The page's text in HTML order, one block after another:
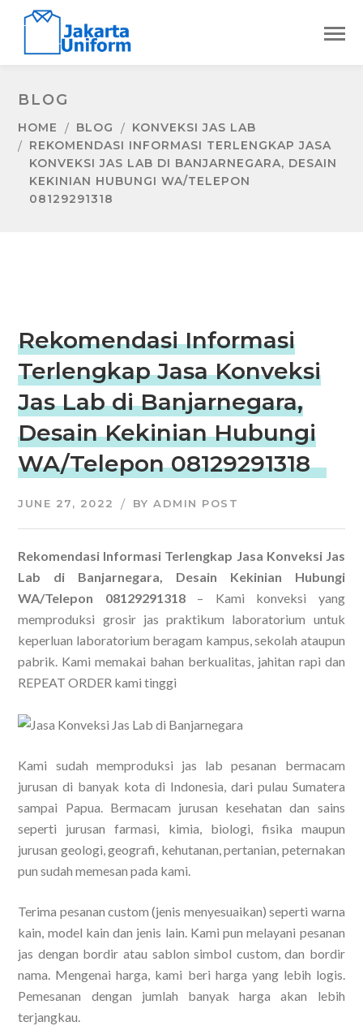
BLOG
HOME BLOG
KONVEKSI JAS LAB
REKOMENDASI INFORMASI TERLENGKAP JASA
KONVEKSI JAS LAB DI BANJARNEGARA, DESAIN
KEKINIAN HUBUNGI WA/TELEPON
08129291318
Rekomendasi Informasi
Terlengkap Jasa Konveksi
Jas Lab di Banjarnegara,
Desain Kekinian Hubungi
WA/Telepon 08129291318
JUNE 27, 2022 BYADMIN POST
Rekomendasi Informasi Terlengkap Jasa Konveksi Jas
Lab di Banjarnegara, Desain Kekinian Hubungi
WA/Telepon 08129291318– Kami konveksi yang
memproduksi grosir jas praktikum laboratorium untuk
keperluan laboratorium beragam kampus, sekolah ataupun
pabrik. Kami memakai bahan berkualitas, jahitan rapi dan
REPEAT ORDER kami tinggi
Kami sudah memproduksi jas lab pesanan bermacam
jurusan di banyak kota di Indonesia, dari pulau Sumatera
sampai Papua. Bermacam jurusan kesehatan dan sains
seperti jurusan farmasi, kimia, biologi, fisika maupun
jurusan geologi, geografi, kehutanan, pertanian, peternakan
pun sudah memesan pada kami.
Terima pesanan custom (jenis menyesuaikan) seperti warna
kain, model kain dan jenis lain. Kami pun melayani pesanan
jas dengan bordir atau sablon simbol custom, dan bordir
nama. Mengenai harga, kami beri harga yang lebih logis.
Pemesanan dengan jumlah banyak harga akan lebih
terjangkau.